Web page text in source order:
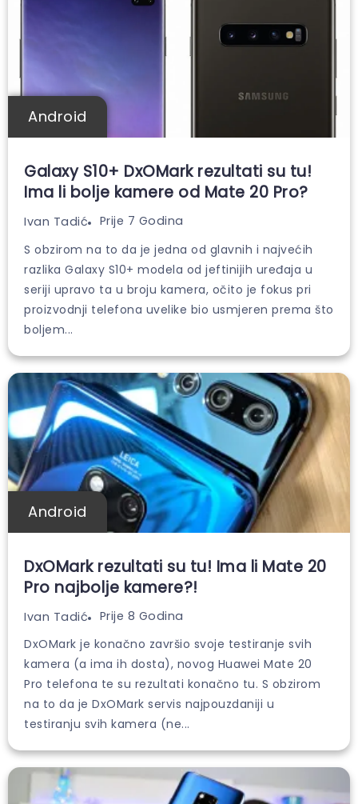
Android
Galaxy S10+ DxOMark rezultati su tu!
Ima li bolje kamere od Mate 20 Pro?
Ivan Tadić
Prije 7 Godina
S obzirom na to da je jedna od glavnih i najvećih
razlika Galaxy S10+ modela od jeftinijih uređaja u
seriji upravo ta u broju kamera, očito je fokus pri
proizvodnji telefona uvelike bio usmjeren prema što
boljem...
Android
DxOMark rezultati su tu! Ima li Mate 20
Pro najbolje kamere?!
Ivan Tadić
Prije 8 Godina
DxOMark je konačno završio svoje testiranje svih
kamera (a ima ih dosta), novog Huawei Mate 20
Pro telefona te su rezultati konačno tu. S obzirom
na to da je DxOMark servis najpouzdaniji u
testiranju svih kamera (ne...